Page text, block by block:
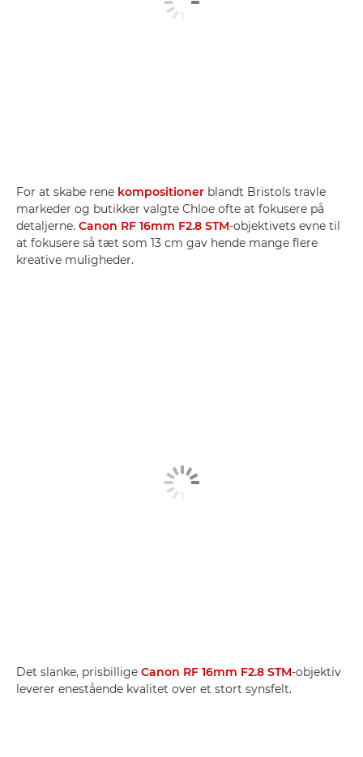
For at skabe rene kompositioner blandt Bristols travle
markeder og butikker valgte Chloe ofte at fokusere på
detaljerne. Canon RF 16mm F2.8 STM-objektivets evne til
at fokusere så tæt som 13 cm gav hende mange flere
kreative muligheder.
Det slanke, prisbillige Canon RF 16mm F2.8 STM-objektiv
leverer enestående kvalitet over et stort synsfelt.